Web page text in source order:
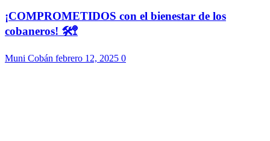
¡COMPROMETIDOS con el bienestar de los
cobaneros! 🛠️🚏
Muni Cobán febrero 12, 2025 0